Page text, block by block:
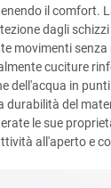
il comfort.
dagli
movimenti
cuciture
dell'acqua in
durabilità del
le sue
all'aperto e